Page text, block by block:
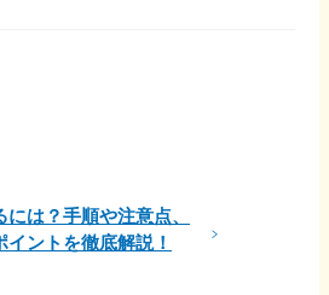
には？手順や注意点、
ントを徹底解説！